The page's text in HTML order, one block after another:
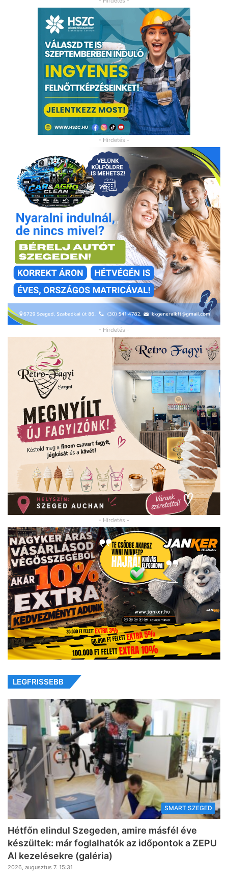
- Hirdetés -
- Hirdetés -
- Hirdetés -
LEGFRISSEBB
SMART SZEGED
Hétfőn elindul Szegeden, amire másfél éve
készültek: már foglalhatók az időpontok a ZEPU
AI kezelésekre (galéria)
2026, augusztus 7. 15:31